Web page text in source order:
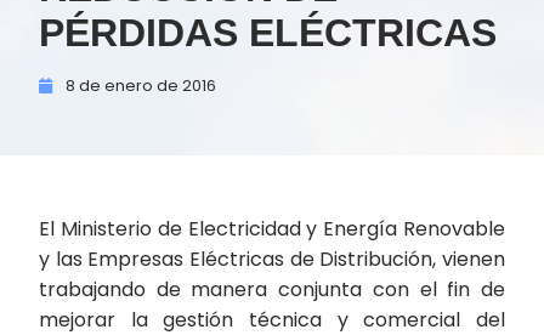
PÉRDIDAS ELÉCTRICAS
8 de enero de 2016
El Ministerio de Electricidad y Energía Renovable
y las Empresas Eléctricas de Distribución, vienen
trabajando de manera conjunta con el fin de
mejorar la gestión técnica y comercial del